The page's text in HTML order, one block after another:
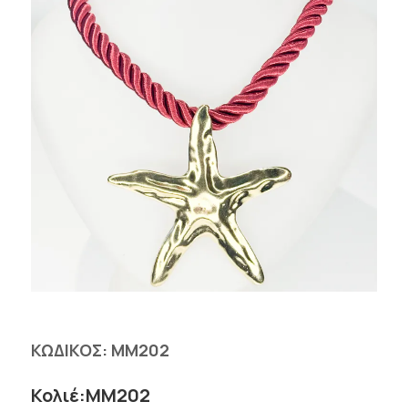
ΚΩΔΙΚΟΣ: MM202
Κολιέ:MM202